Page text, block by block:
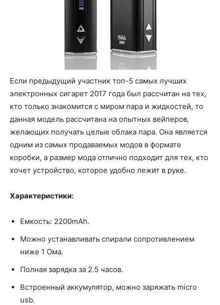
Если предыдущий участник топ-5 самых лучших
электронных сигарет 2017 года был рассчитан на тех,
кто только знакомится с миром пара и жидкостей, то
данная модель рассчитана на опытных вейперов,
желающих получать целые облака пара. Она является
одним из самых продаваемых модов в формате
коробки, а размер мода отлично подходит для тех, кто
хочет устройство, которое удобно лежит в руке.
Характеристики:
Емкость: 2200mAh.
Можно устанавливать спирали сопротивлением
ниже 1 Ома.
Полная зарядка за 2.5 часов.
Встроенный аккумулятор, можно заряжать micro
usb.